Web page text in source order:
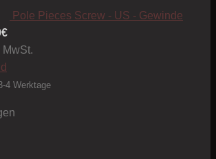
Pole Pieces Screw - US - Gewinde
€Preisspanne:
0,80€
1,00€
MwSt.
4 Werktage